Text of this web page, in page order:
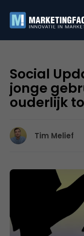
Social
jonge
ouderlijk
Tim Melief